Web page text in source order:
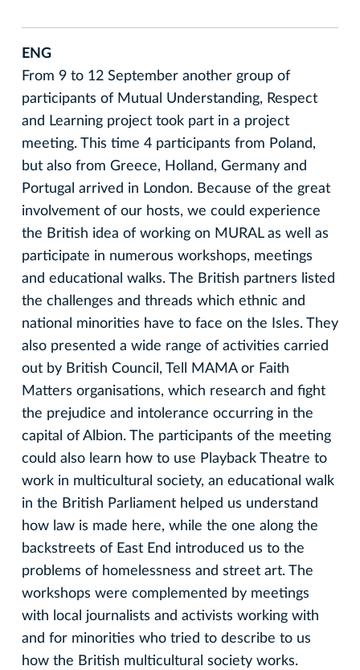
ENG
From 9 to 12 September another group of
participants of Mutual Understanding, Respect
and Learning project took part in a project
meeting. This time 4 participants from Poland,
but also from Greece, Holland, Germany and
Portugal arrived in London. Because of the great
involvement of our hosts, we could experience
the British idea of working on MURAL as well as
participate in numerous workshops, meetings
and educational walks. The British partners listed
the challenges and threads which ethnic and
national minorities have to face on the Isles. They
also presented a wide range of activities carried
out by British Council, Tell MAMA or Faith
Matters organisations, which research and fight
the prejudice and intolerance occurring in the
capital of Albion. The participants of the meeting
could also learn how to use Playback Theatre to
work in multicultural society, an educational walk
in the British Parliament helped us understand
how law is made here, while the one along the
backstreets of East End introduced us to the
problems of homelessness and street art. The
workshops were complemented by meetings
with local journalists and activists working with
and for minorities who tried to describe to us
how the British multicultural society works.